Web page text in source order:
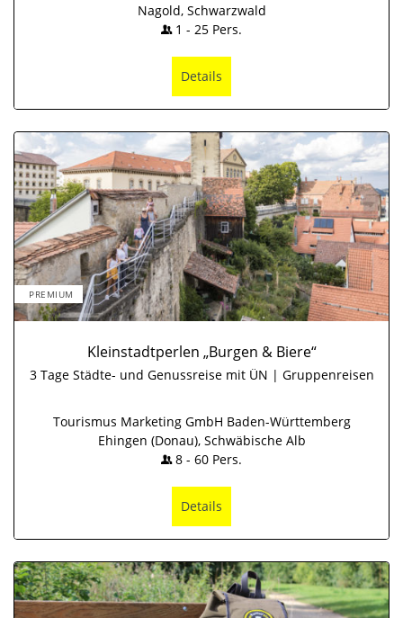
Nagold, Schwarzwald
1 - 25 Pers.
Details
PREMIUM
Kleinstadtperlen „Burgen & Biere“
3 Tage Städte- und Genussreise mit ÜN | Gruppenreisen
Tourismus Marketing GmbH Baden-Württemberg
Ehingen (Donau), Schwäbische Alb
8 - 60 Pers.
Details